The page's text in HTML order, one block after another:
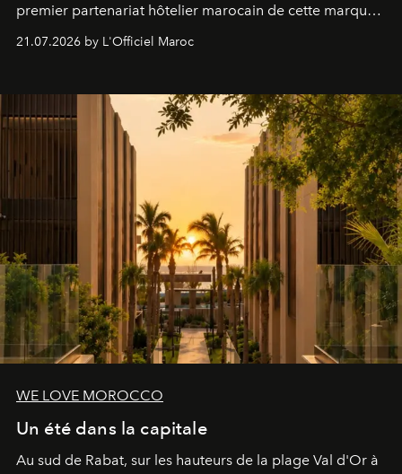
premier partenariat hôtelier marocain de cette marque
londonien et construite depuis autour d'un actif breveté,
21.07.2026 by L'Officiel Maroc
WE LOVE MOROCCO
Un été dans la capitale
Au sud de Rabat, sur les hauteurs de la plage Val d'Or à